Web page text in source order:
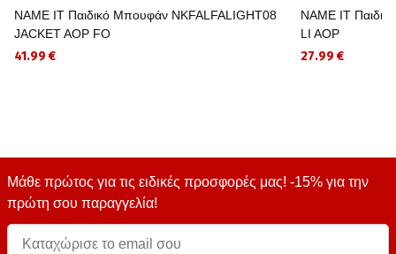
NAME IT Παιδικό Μπουφάν NKFALFALIGHT08
JACKET AOP FO
41.99 €
NAME IT
LI AOP
27.99 €
Μάθε πρώτος για τις ειδικές προσφορές μας! -15% για την
πρώτη σου παραγγελία!